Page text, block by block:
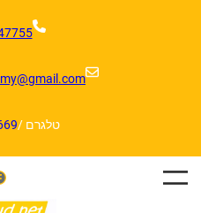
טלגרם /
Facebook